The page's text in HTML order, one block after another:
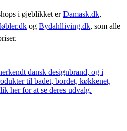
i øjeblikket erDamask.dk,
og Bydahlliving.dk, som alle
dansk designbrand, og i
til badet, bordet, køkkenet,
her for at se deres udvalg.